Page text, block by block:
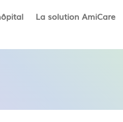
La solution AmiCare